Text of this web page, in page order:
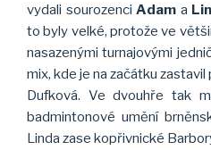
vydali sourozenciAdam a
to byly velké, protože ve
nasazenými turnajovými
mix, kde je na začátku
Dufková. Ve dvouhře tak
badmintonové umění
Linda zase kopřivnické